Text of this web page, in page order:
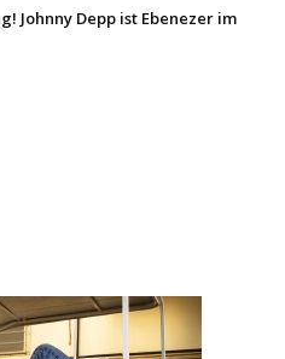
Johnny Depp ist Ebenezer im